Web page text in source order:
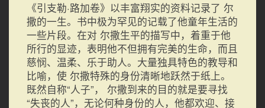
《引支勒·路加卷》以丰富翔实的资料记录了 尔
撒的一生。书中极为罕见的记载了他童年生活的
一些片段。在对 尔撒生平的描写中，着重于他
所行的显迹，表明他不但拥有完美的生命，而且
慈悯、温柔、乐于助人。大量独具特色的教导和
比喻，使 尔撒特殊的身份清晰地跃然于纸上。
既然自称“人子”， 尔撒到来的目的就是要寻找
“失丧的人”，无论何种身份的人，他都欢迎、接